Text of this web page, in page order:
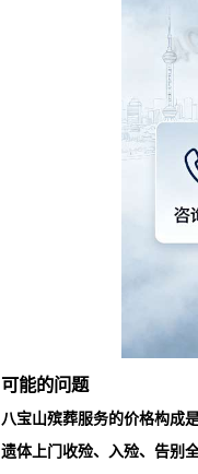
可能的问题
八宝山殡葬服务的价格构成
遗体上门收殓、入殓、告别